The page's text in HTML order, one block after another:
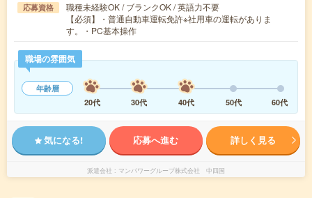
応募資格
職種未経験OK / ブランクOK / 英語力不要
【必須】・普通自動車運転免許※社用車の運転がありま
す。・PC基本操作
職場の雰囲気
年齢層
20代
30代 40代 50代 60代
気になる! 応募へ進む 詳しく見る
派遣会社 マンパワーグループ株式会社 中四国